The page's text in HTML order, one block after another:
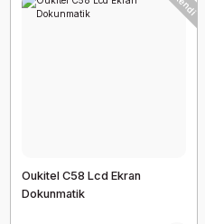
Oukitel C58 Lcd Ekran
Dokunmatik